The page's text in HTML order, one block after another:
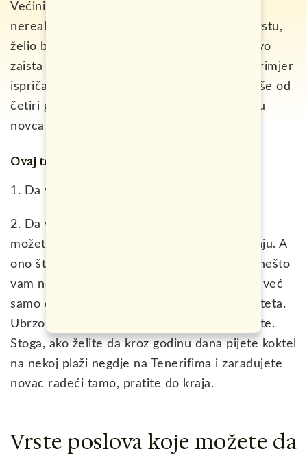
Većini će se ovaj naslov sada učiniti pomalo
nerealan, možda čak i blesav, ali u ovom tekstu,
želio bih da vam pokažem na koji način je ovo
zaista moguće ostvariti i da vam kroz svoj primjer
ispričam kako sam ja došao u fazu da već više od
četiri godine nemam stalni posao i da većinu
novca zarađujem putujući.
Ovaj tekst, imaće za fokus dvije stvari:
1. Da vas ohrabri da i sami pokušate isto,
2. Da vam pokaže nekoliko načina kroz koje
možete zarađivati novac dok ste na putovanju. A
ono što je najbolje je činjenica da za ovako nešto
vam neće trebati mnogo vremena ni novca, već
samo dobra volja i postavljanje pravih prioriteta.
Ubrzo ću vam objasniti kako sve to da uradite.
Stoga, ako želite da kroz godinu dana pijete koktel
na nekoj plaži negdje na Tenerifima i zarađujete
novac radeći tamo, pratite do kraja.
Vrste poslova koje možete da